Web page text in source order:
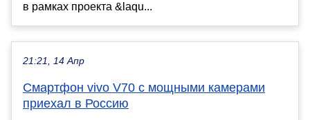
в рамках проекта &laqu...
21:21, 14 Апр
Смартфон vivo V70 с мощными камерами
приехал в Россию